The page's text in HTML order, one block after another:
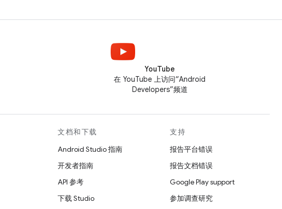
YouTube
在 YouTube 上访问“Android
Developers”频道
文档和下载
Android Studio 指南
开发者指南
API 参考
下载 Studio
支持
报告平台错误
报告文档错误
Google Play support
参加调查研究